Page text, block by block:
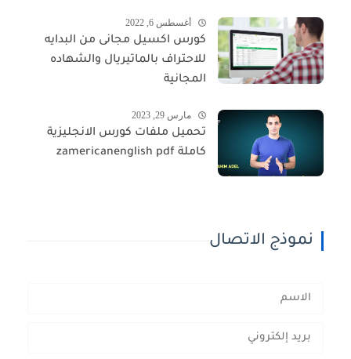
أغسطس 6, 2022
كورس اكسيل مجانى من البدايه
للاحتراف بالماتيريال والشهاده
المجانية
مارس 29, 2023
تحميل ملفات كورس الانجليزية
كاملة zamericanenglish pdf
نموذج الاتصال